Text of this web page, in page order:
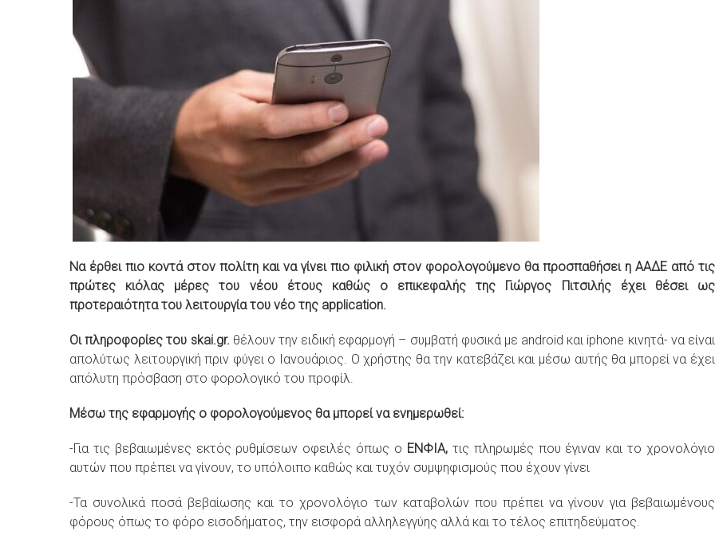
Να έρθει πιο κοντά στον πολίτη και να γίνει πιο φιλική στον φορολογούμενο θα προσπαθήσει η ΑΑΔΕ από τις
πρώτες κιόλας μέρες του νέου έτους καθώς ο επικεφαλής της Γιώργος Πιτσιλής έχει θέσει ως
προτεραιότητα του λειτουργία του νέο της application.
Οι πληροφορίες του skai.gr. θέλουν την ειδική εφαρμογή – συμβατή φυσικά με android και iphone κινητά- να είναι
απολύτως λειτουργική πριν φύγει ο Ιανουάριος. Ο χρήστης θα την κατεβάζει και μέσω αυτής θα μπορεί να έχει
απόλυτη πρόσβαση στο φορολογικό του προφίλ.
Μέσω της εφαρμογής ο φορολογούμενος θα μπορεί να ενημερωθεί:
-Για τις βεβαιωμένες εκτός ρυθμίσεων οφειλές όπως ο ΕΝΦΙΑ,τις πληρωμές που έγιναν και το χρονολόγιο
αυτών που πρέπει να γίνουν, το υπόλοιπο καθώς και τυχόν συμψηφισμούς που έχουν γίνει
-Τα συνολικά ποσά βεβαίωσης και το χρονολόγιο των καταβολών που πρέπει να γίνουν για βεβαιωμένους
φόρους όπως το φόρο εισοδήματος, την εισφορά αλληλεγγύης αλλά και το τέλος επιτηδεύματος.